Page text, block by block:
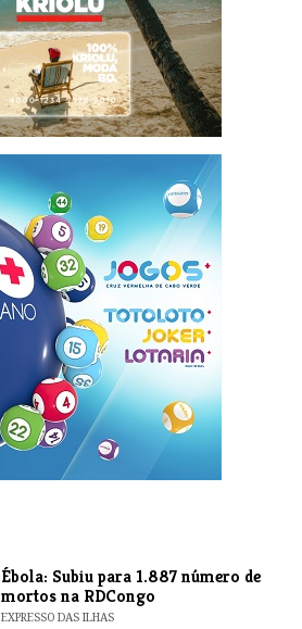
​Ébola: Subiu para 1.887 número de
mortos na RDCongo
EXPRESSO DAS ILHAS